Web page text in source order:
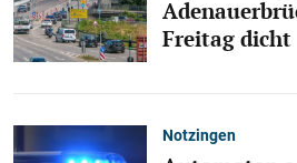
Freitag dicht
Notzingen